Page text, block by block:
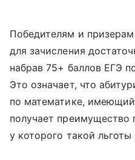
Победителям и
для зачисления
набрав 75+ баллов ЕГЭ
Это означает, что
по математике,
получает преимущество
у которого такой льготы